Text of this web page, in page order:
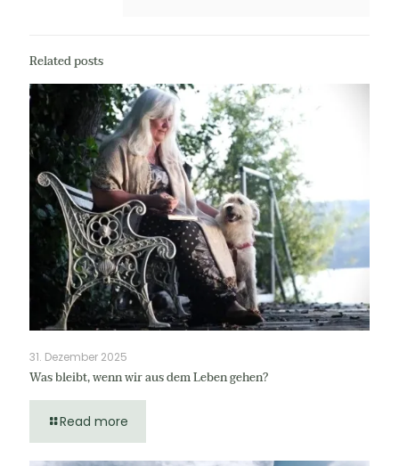
Related posts
31. Dezember 2025
Was bleibt, wenn wir aus dem Leben gehen?
Read more